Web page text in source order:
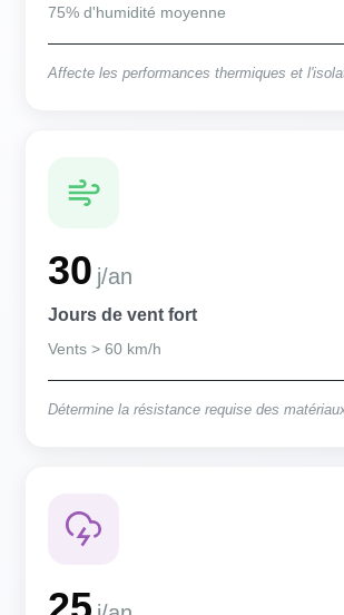
75% d'humidité moyenne
Affecte les performances thermiques et
30 j/an
Jours de vent fort
Vents > 60 km/h
Détermine la résistance requise des